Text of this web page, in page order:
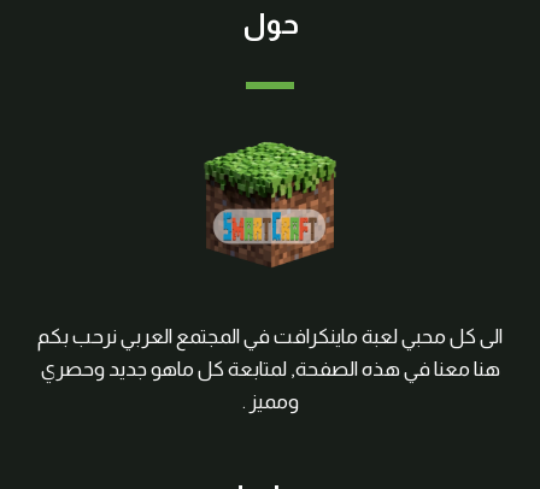
حول
الى كل محبي لعبة ماينكرافت في المجتمع العربي نرحب بكم
هنا معنا في هذه الصفحة, لمتابعة كل ماهو جديد وحصري
ومميز .